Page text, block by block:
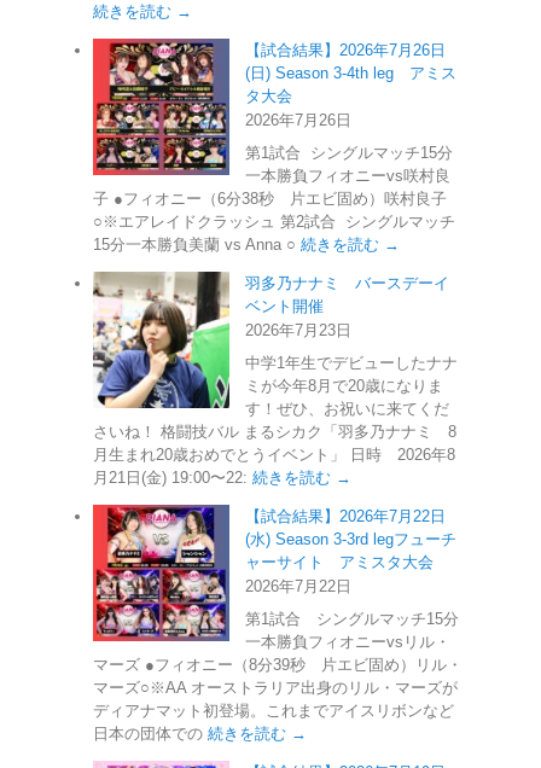
続きを読む →
【試合結果】2026年7月26日
(日) Season 3-4th leg アミス
タ大会
2026年7月26日
第1試合 シングルマッチ15分
一本勝負フィオニーvs咲村良
子 ●フィオニー（6分38秒 片エビ固め）咲村良子
○※エアレイドクラッシュ 第2試合 シングルマッチ
15分一本勝負美蘭 vs Anna ○ 続きを読む →
羽多乃ナナミ バースデーイ
ベント開催
2026年7月23日
中学1年生でデビューしたナナ
ミが今年8月で20歳になりま
す！ぜひ、お祝いに来てくだ
さいね！ 格闘技バル まるシカク「羽多乃ナナミ 8
月生まれ20歳おめでとうイベント」 日時 2026年8
月21日(金) 19:00〜22: 続きを読む →
【試合結果】2026年7月22日
(水) Season 3-3rd legフューチ
ャーサイト アミスタ大会
2026年7月22日
第1試合 シングルマッチ15分
一本勝負フィオニーvsリル・
マーズ ●フィオニー（8分39秒 片エビ固め）リル・
マーズ○※AA オーストラリア出身のリル・マーズが
ディアナマット初登場。これまでアイスリボンなど
日本の団体での 続きを読む →